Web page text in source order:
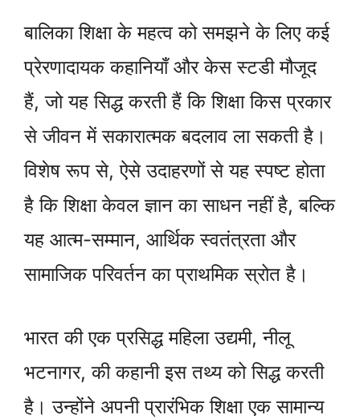
बालिका शिक्षा के महत्व को समझने के लिए कई
प्रेरणादायक कहानियाँ और केस स्टडी मौजूद
हैं, जो यह सिद्ध करती हैं कि शिक्षा किस प्रकार
से जीवन में सकारात्मक बदलाव ला सकती है।
विशेष रूप से, ऐसे उदाहरणों से यह स्पष्ट होता
है कि शिक्षा केवल ज्ञान का साधन नहीं है, बल्कि
यह आत्म-सम्मान, आर्थिक स्वतंत्रता और
सामाजिक परिवर्तन का प्राथमिक स्रोत है।
भारत की एक प्रसिद्ध महिला उद्यमी, नीलू
भटनागर, की कहानी इस तथ्य को सिद्ध करती
है। उन्होंने अपनी प्रारंभिक शिक्षा एक सामान्य